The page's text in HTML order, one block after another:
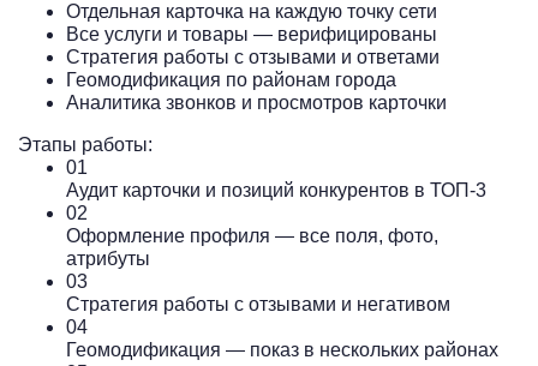
Отдельная карточка на каждую точку сети
Все услуги и товары — верифицированы
Стратегия работы с отзывами и ответами
Геомодификация по районам города
Аналитика звонков и просмотров карточки
Этапы работы:
01
Аудит карточки и позиций конкурентов в ТОП-3
02
Оформление профиля — все поля, фото,
атрибуты
03
Стратегия работы с отзывами и негативом
04
Геомодификация — показ в нескольких районах